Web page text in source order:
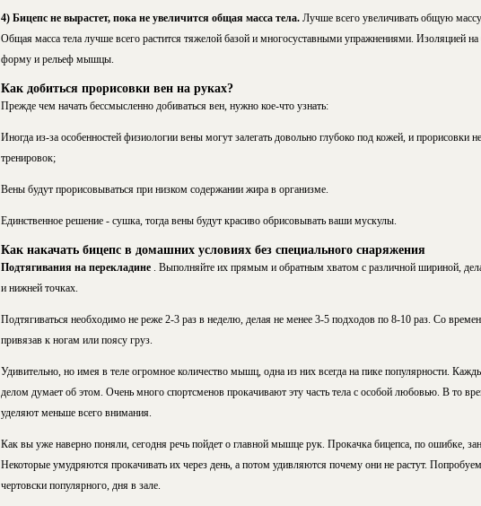
4) Бицепс не вырастет, пока не увеличится общая масса тела. Лучше всего увеличивать общую
Общая масса тела лучше всего растится тяжелой базой и многосуставными упражнениями. Изоляцией на
форму и рельеф мышцы.
Как добиться прорисовки вен на руках?
Прежде чем начать бессмысленно добиваться вен, нужно кое-что узнать:
Иногда из-за особенностей физиологии вены могут залегать довольно глубоко под кожей, и прорисовки
тренировок;
Вены будут прорисовываться при низком содержании жира в организме.
Единственное решение - сушка, тогда вены будут красиво обрисовывать ваши мускулы.
Как накачать бицепс в домашних условиях без специального снаряжения
Подтягивания на перекладине . Выполняйте их прямым и обратным хватом с различной шириной,
и нижней точках.
Подтягиваться необходимо не реже 2-3 раз в неделю, делая не менее 3-5 подходов по 8-10 раз. Со
привязав к ногам или поясу груз.
Удивительно, но имея в теле огромное количество мышц, одна из них всегда на пике популярности.
делом думает об этом. Очень много спортсменов прокачивают эту часть тела с особой любовью. В то
уделяют меньше всего внимания.
Как вы уже наверно поняли, сегодня речь пойдет о главной мышце рук. Прокачка бицепса, по ошибке,
Некоторые умудряются прокачивать их через день, а потом удивляются почему они не растут. Попробуем
чертовски популярного, дня в зале.